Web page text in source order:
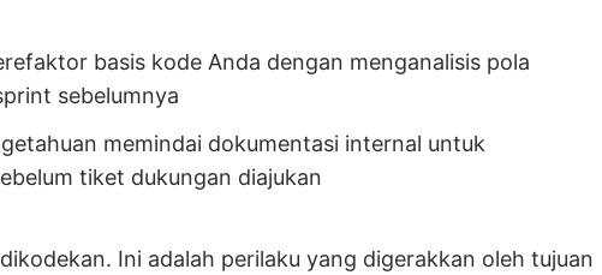
basis kode Anda dengan menganalisis pola
sebelumnya
memindai dokumentasi internal untuk
tiket dukungan diajukan
Ini adalah perilaku yang digerakkan oleh tujuan